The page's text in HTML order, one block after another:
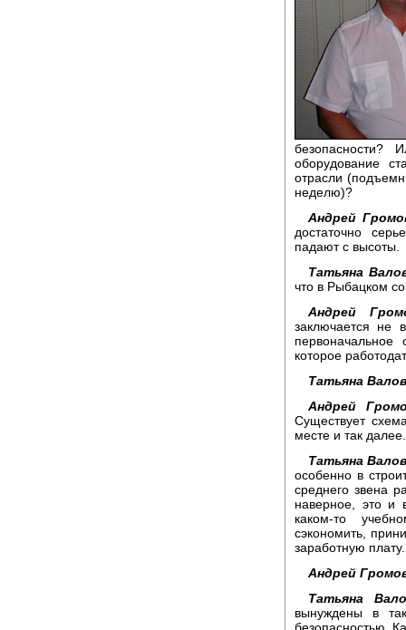
безопасности?
оборудование
отрасли
неделю)?
Андрей
достаточно
падают с высоты.
Татьяна
что в Рыбацком
Андрей
заключается не
которое
Татьяна
Андрей
Существует
месте и так далее.
Татьяна
особенно в
среднего звена
наверное, это и
каком-то
сэкономить,
заработную плату.
Андрей
Татьяна
вынуждены в
безопасностью.